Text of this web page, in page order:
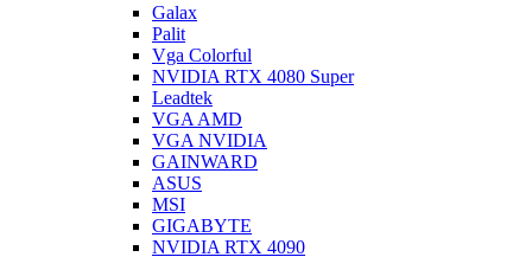
Galax
Palit
Vga Colorful
NVIDIA RTX 4080 Super
Leadtek
VGA AMD
VGA NVIDIA
GAINWARD
ASUS
MSI
GIGABYTE
NVIDIA RTX 4090